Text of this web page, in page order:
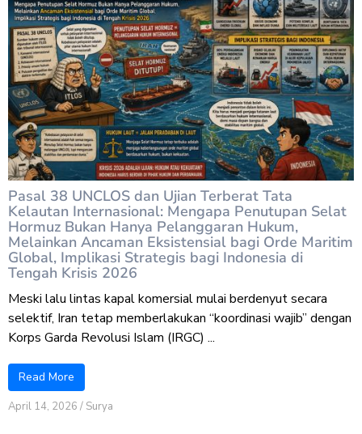
Pasal 38 UNCLOS dan Ujian Terberat Tata
Kelautan Internasional: Mengapa Penutupan Selat
Hormuz Bukan Hanya Pelanggaran Hukum,
Melainkan Ancaman Eksistensial bagi Orde Maritim
Global, Implikasi Strategis bagi Indonesia di
Tengah Krisis 2026
Meski lalu lintas kapal komersial mulai berdenyut secara
selektif, Iran tetap memberlakukan “koordinasi wajib” dengan
Korps Garda Revolusi Islam (IRGC) ...
Read More
April 14, 2026 / Surya